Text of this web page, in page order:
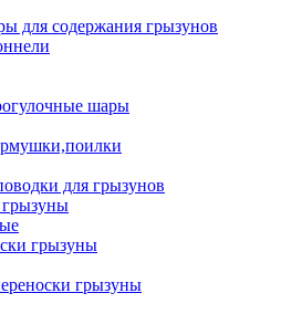
для содержания грызунов
шары
для грызунов
грызуны
грызуны
грызуны